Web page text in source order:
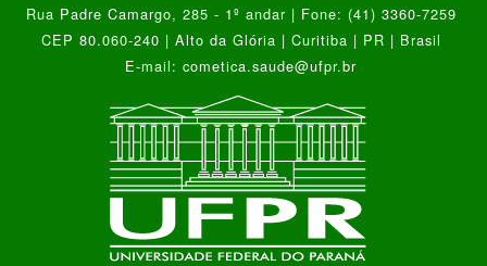
Rua Padre Camargo, 285 - 1º andar | Fone: (41) 3360-7259
CEP 80.060-240 | Alto da Glória | Curitiba | PR | Brasil
E-mail: cometica.saude@ufpr.br